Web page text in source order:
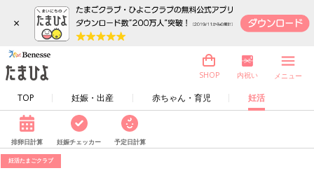
×
TOP 妊娠・出産 赤ちゃん・育児 妊活
SHOP 内祝い メニュー
排卵日計算 妊娠チェッカー 予定日計算
妊活たまごクラブ